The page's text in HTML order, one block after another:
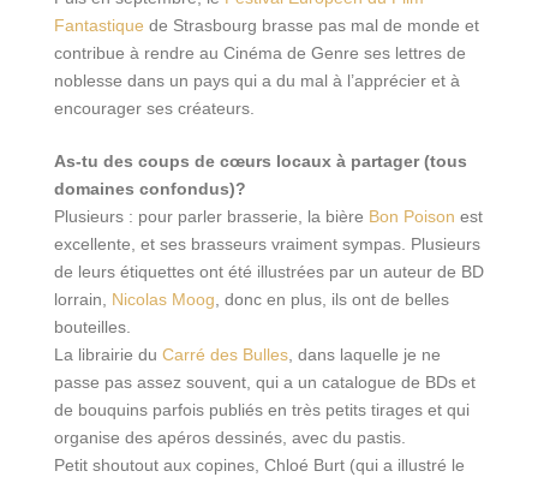
Fantastique de Strasbourg brasse pas mal de monde et
contribue à rendre au Cinéma de Genre ses lettres de
noblesse dans un pays qui a du mal à l’apprécier et à
encourager ses créateurs.
As-tu des coups de cœurs locaux à partager (tous
domaines confondus)?
Plusieurs : pour parler brasserie, la bière Bon Poison est
excellente, et ses brasseurs vraiment sympas. Plusieurs
de leurs étiquettes ont été illustrées par un auteur de BD
lorrain, Nicolas Moog , donc en plus, ils ont de belles
bouteilles.
La librairie du Carré des Bulles , dans laquelle je ne
passe pas assez souvent, qui a un catalogue de BDs et
de bouquins parfois publiés en très petits tirages et qui
organise des apéros dessinés, avec du pastis.
Petit shoutout aux copines, Chloé Burt (qui a illustré le